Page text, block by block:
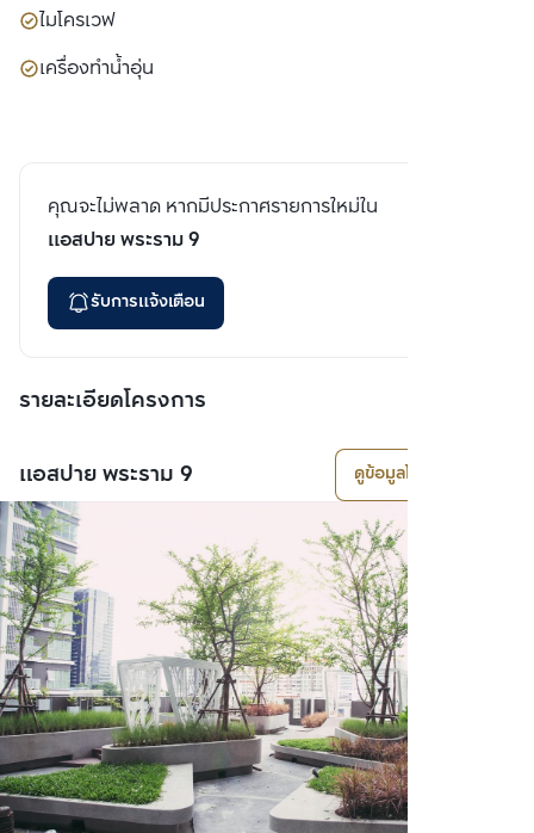
ไมโครเวฟ
เครื่องทำน้ำอุ่น
คุณจะไม่พลาด หากมีประกาศรายการใหม่ใน
แอสปาย พระราม 9
รับการแจ้งเตือน
รายละเอียดโครงการ
แอสปาย พระราม 9 ดูข้อมูลโครงการ